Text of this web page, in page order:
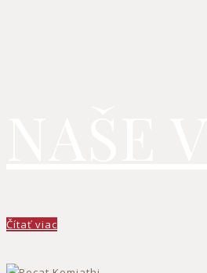
Čítať viac